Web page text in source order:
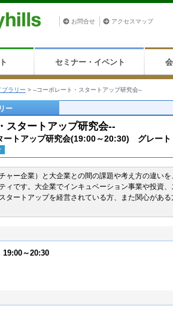
お問合せ アクセスマップ
セミナー・イベント
ブラリー > --コーポレート・スタートアップ研究会--
ー
スタートアップ研究会--
ートアップ研究会(19:00～20:30) グレート
ャー企業）と大企業との間の課題や考え方の違い
ィです。大企業でインキュベーション事業や投資
タートアップを経営されている方、また関心があ
19:00～20:30